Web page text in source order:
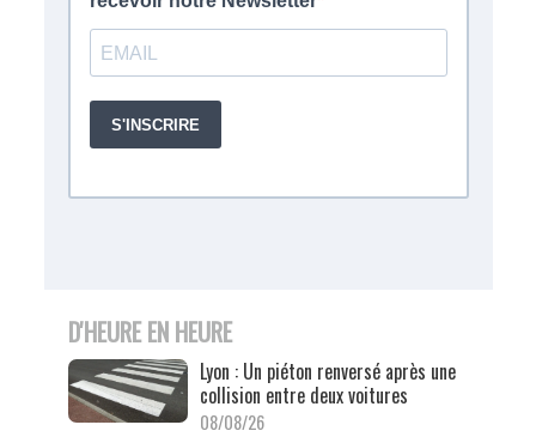
D'HEURE EN HEURE
Lyon : Un piéton renversé après une
collision entre deux voitures
08/08/26